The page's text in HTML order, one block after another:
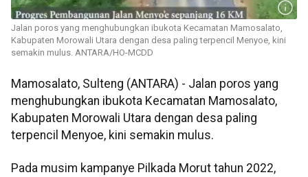
Jalan poros yang menghubungkan ibukota Kecamatan Mamosalato,
Kabupaten Morowali Utara dengan desa paling terpencil Menyoe, kini
semakin mulus. ANTARA/HO-MCDD
Mamosalato, Sulteng (ANTARA) - Jalan poros yang
menghubungkan ibukota Kecamatan Mamosalato,
Kabupaten Morowali Utara dengan desa paling
terpencil Menyoe, kini semakin mulus.
Pada musim kampanye Pilkada Morut tahun 2022,